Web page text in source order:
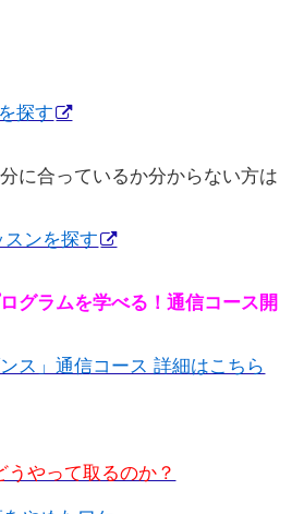
探す
に合っているか分からない方は
スンを探す
グラムを学べる！通信コース開
ス」通信コース 詳細はこちら
うやって取るのか？